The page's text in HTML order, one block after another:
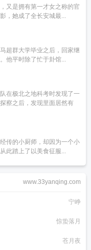
又是拥有第一才女之称的官
，她成了全长安城最...
超群大学毕业之后，回家继
他平时除了忙于卦馆...
在极北之地科考时发现了一
察之后，发现里面居然有
传的小厨师，却因为一个小
此踏上了以美食征服...
www.33yanqing.com
宁峥
惊蛰落月
苍月夜